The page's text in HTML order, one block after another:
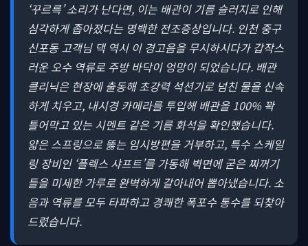
‘꾸르륵’ 소리가 난다면, 이는 배관이 기름 슬러지로 인해
심각하게 좁아졌다는 명백한 전조증상입니다. 인천 중구
신포동 고객님 댁 역시 이 경고음을 무시하시다가 갑작스
러운 오수 역류로 주방 바닥이 엉망이 되었습니다. 배관
클리닉은 현장에 출동해 초강력 석션기로 넘친 물을 신속
하게 치우고, 내시경 카메라를 투입해 배관을 100% 꽉
틀어막고 있는 시멘트 같은 기름 화석을 확인했습니다.
얇은 스프링으로 뚫는 임시방편을 거부하고, 특수 스케일
링 장비인 ‘플렉스 샤프트’를 가동해 벽면에 굳은 찌꺼기
들을 미세한 가루로 완벽하게 갈아내어 뽑아냈습니다. 소
음과 역류를 모두 타파하고 경쾌한 폭포수 통수를 되찾아
드렸습니다.